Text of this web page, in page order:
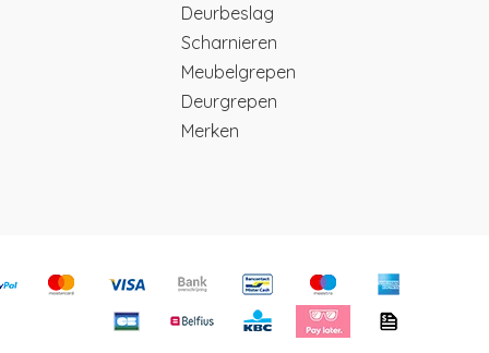
Deurbeslag
Scharnieren
Meubelgrepen
Deurgrepen
Merken